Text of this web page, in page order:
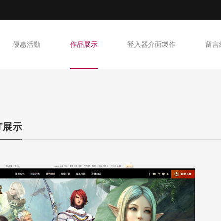
優惠活動 作品展示 登入器介面製作 留言
展示